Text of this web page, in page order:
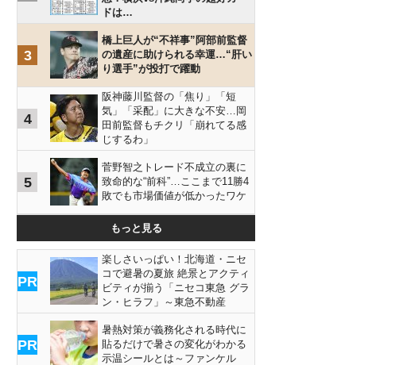
ドは…
3
橋上巨人が“不祥事”阿部前監督
の遺産に助けられる幸運…“肝い
り選手”が投打で躍動
4
阪神藤川監督の「焦り」「短
気」「采配」に大きな不安…岡
田前監督もチクリ「崩れてる感
じするわ」
5
菅野智之トレード不成立の裏に
致命的な“前科”…ここまで11勝4
敗でも市場価値が低かったワケ
もっと見る
PR
楽しさいっぱい！北海道・ニセ
コで避暑の夏旅 絶景とアクティ
ビティが揃う「ニセコ東急 グラ
ン・ヒラフ」～東急不動産
PR
暑熱対策が義務化される時代に
貼るだけで暑さの変化がわかる
示温シールとは～ファンケル